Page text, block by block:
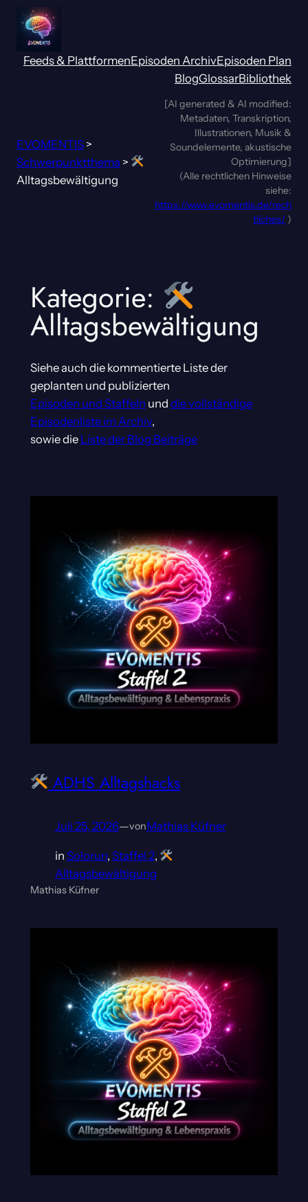
Zum
Inhalt
springen
Feeds & PlattformenEpisoden ArchivEpisoden Plan
BlogGlossarBibliothek
EVOMENTIS >
Schwerpunktthema >
Alltagsbewältigung
[AI generated & AI modified:
Metadaten, Transkription,
Illustrationen, Musik &
Soundelemente, akustische
Optimierung]
(Alle rechtlichen Hinweise
siehe:
https://www.evomentis.de/rech
tliches/ )
Kategorie:
Alltagsbewältigung
Siehe auch die kommentierte Liste der
geplanten und publizierten
Episoden und Staffeln und die vollständige
Episodenliste im Archiv,
sowie die Liste der Blog Beiträge
ADHS Alltagshacks
Juli 25, 2026—vonMathias Küfner
in Solorun, Staffel 2,
Alltagsbewältigung
Mathias Küfner